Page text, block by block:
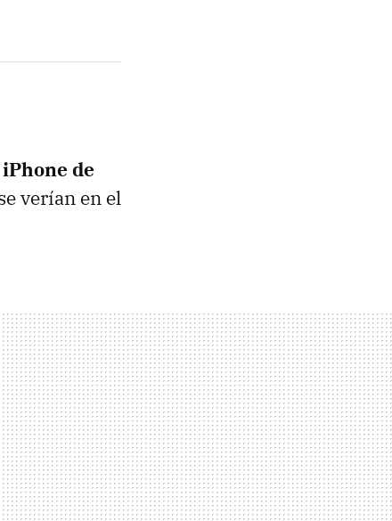
de
verían en el